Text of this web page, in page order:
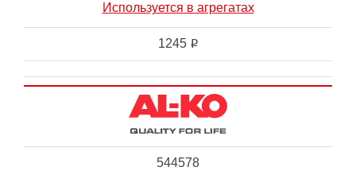
Используется в агрегатах
1245 i
544578